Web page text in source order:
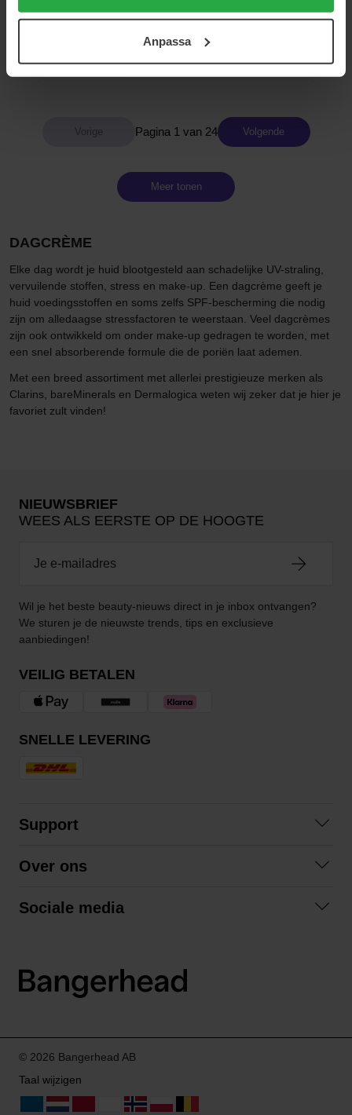
användningen av cookies. Du kan när som helst återkalla
samt vår Integritetspolicy.Anpassa
Bioline Jatò Dr.Jart+
40 ml
Pagina 1 van 24 Volgende
Meer tonen
DAGCRÈME
Elke dag wordt je huid blootgesteld aan schadelijke UV-straling,
vervuilende stoffen, stress en make-up. Een dagcrème geeft je
huid voedingsstoffen en soms zelfs SPF-bescherming die nodig
zijn om alledaagse stressfactoren te weerstaan. Veel dagcrèmes
zijn ook ontwikkeld om onder make-up gedragen te worden, met
een snel absorberende formule die de poriën laat ademen.
Met een breed assortiment met allerlei prestigieuze merken als
Clarins, bareMinerals en Dermalogica weten wij zeker dat je hier je
favoriet zult vinden!
NIEUWSBRIEF
WEES ALS EERSTE OP DE HOOGTE
Wil je het beste beauty-nieuws direct in je inbox ontvangen?
We sturen je de nieuwste trends, tips en exclusieve
aanbiedingen!
VEILIG BETALEN
SNELLE LEVERING
Support
Algemene voorwaarden
Over ons
Sociale media
LinkedIn
© 2026 Bangerhead AB
Taal wijzigen